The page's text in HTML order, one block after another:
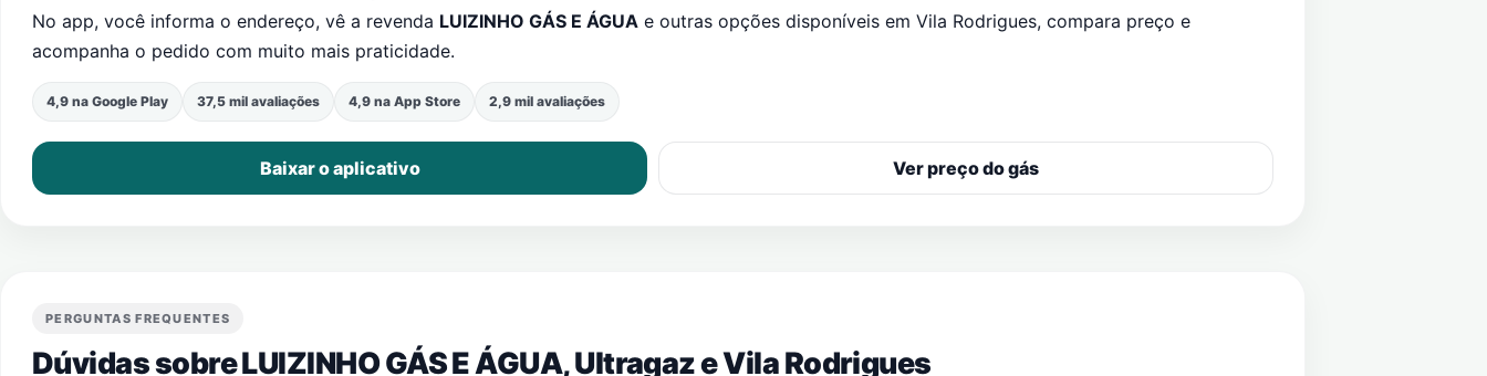
No app, você informa o endereço, vê a revenda LUIZINHO GÁS E ÁGUA e outras opções disponíveis em Vila Rodrigues, compara preço e
acompanha o pedido com muito mais praticidade.
4,9 na Google Play 37,5 mil avaliações 4,9 na App Store 2,9 mil avaliações
Baixar o aplicativo Ver preço do gás
PERGUNTAS FREQUENTES
Dúvidas sobre LUIZINHO GÁS E ÁGUA, Ultragaz eVila Rodrigues